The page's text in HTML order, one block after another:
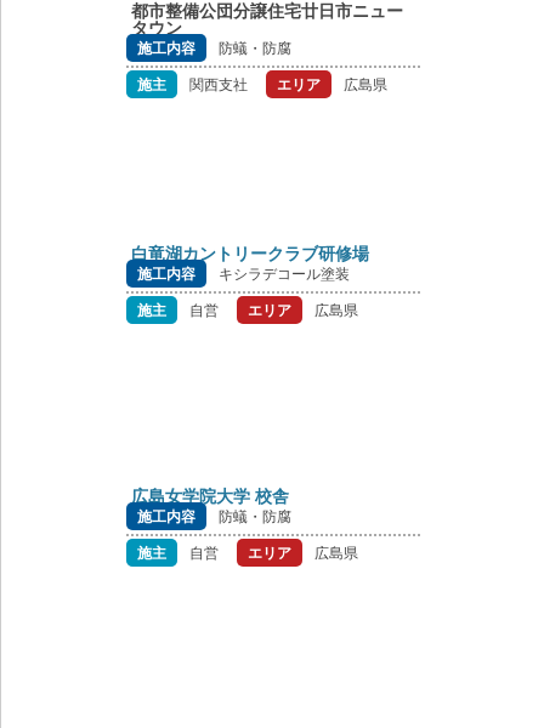
都市整備公団分譲住宅廿日市ニュー
タウン
施工内容
防蟻・防腐
施主
関西支社 エリア 広島県
白竜湖カントリークラブ研修場
施工内容
キシラデコール塗装
施主
自営 エリア 広島県
広島女学院大学 校舎
施工内容
防蟻・防腐
施主
自営 エリア 広島県